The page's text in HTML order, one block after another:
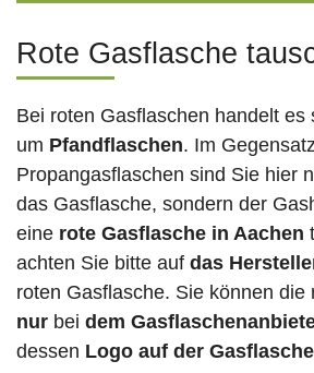
Rote Gasflasche
Bei roten Gasflaschen handelt es
um Pfandflaschen. Im
Propangasflaschen sind Sie hier
das Gasflasche, sondern der
eine rote Gasflasche in Aachen
achten Sie bitte auf das
roten Gasflasche. Sie können die
nur bei dem
dessen Logo auf der Gasflasche